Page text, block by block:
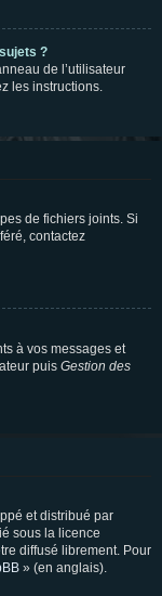
?
de l’utilisateur
les instructions.
de fichiers joints. Si
contactez
à vos messages et
puis Gestion des
et distribué par
sous la licence
diffusé librement. Pour
» (en anglais).